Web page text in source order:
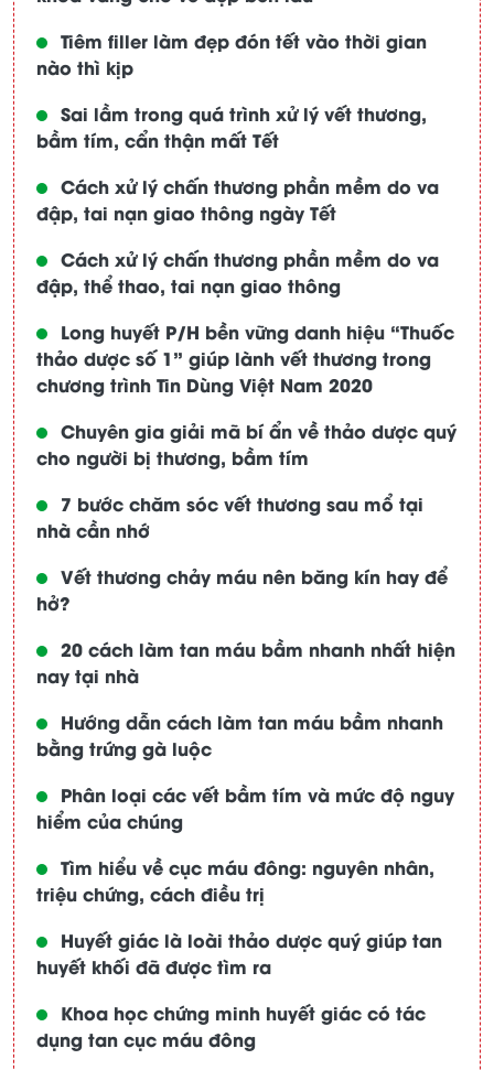
Tiêm filler làm đẹp đón tết vào thời gian
nào thì kịp
Sai lầm trong quá trình xử lý vết thương,
bầm tím, cẩn thận mất Tết
Cách xử lý chấn thương phần mềm do va
đập, tai nạn giao thông ngày Tết
Cách xử lý chấn thương phần mềm do va
đập, thể thao, tai nạn giao thông
Long huyết P/H bền vững danh hiệu “Thuốc
thảo dược số 1” giúp lành vết thương trong
chương trình Tin Dùng Việt Nam 2020
Chuyên gia giải mã bí ẩn về thảo dược quý
cho người bị thương, bầm tím
7 bước chăm sóc vết thương sau mổ tại
nhà cần nhớ
Vết thương chảy máu nên băng kín hay để
hở?
20 cách làm tan máu bầm nhanh nhất hiện
nay tại nhà
Hướng dẫn cách làm tan máu bầm nhanh
bằng trứng gà luộc
Phân loại các vết bầm tím và mức độ nguy
hiểm của chúng
Tìm hiểu về cục máu đông: nguyên nhân,
triệu chứng, cách điều trị
Huyết giác là loài thảo dược quý giúp tan
huyết khối đã được tìm ra
Khoa học chứng minh huyết giác có tác
dụng tan cục máu đông